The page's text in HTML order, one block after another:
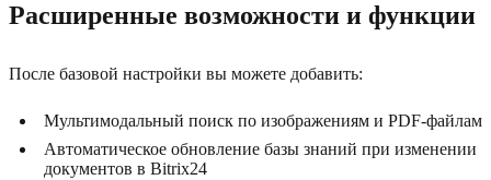
Расширенные возможности и функции
После базовой настройки вы можете добавить:
Мультимодальный поиск по изображениям и PDF-файлам
Автоматическое обновление базы знаний при изменении
документов в Bitrix24